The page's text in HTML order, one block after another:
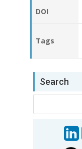
DOI
Tags
Search